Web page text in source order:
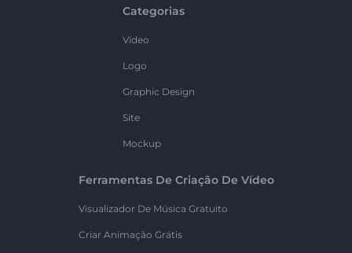
Categorias
Vídeo
Logo
Graphic Design
Site
Mockup
Ferramentas De Criação De Vídeo
Visualizador De Música Gratuito
Criar Animação Grátis